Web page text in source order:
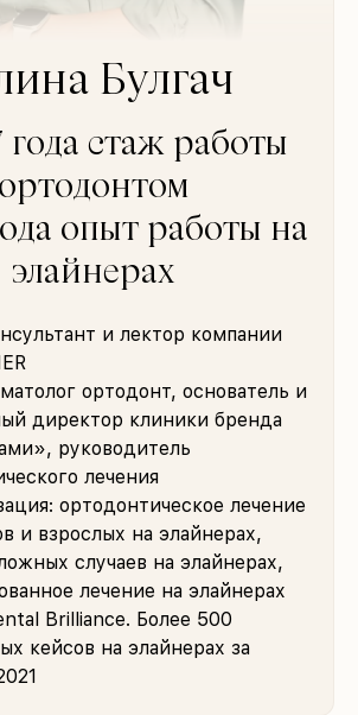
Булгач
стаж работы
ортодонтом
опыт работы на
элайнерах
и лектор компании
ортодонт, основатель и
директор клиники бренда
руководитель
лечения
ортодонтическое лечение
и взрослых на элайнерах,
случаев на элайнерах,
лечение на элайнерах
Brilliance. Более 500
кейсов на элайнерах за